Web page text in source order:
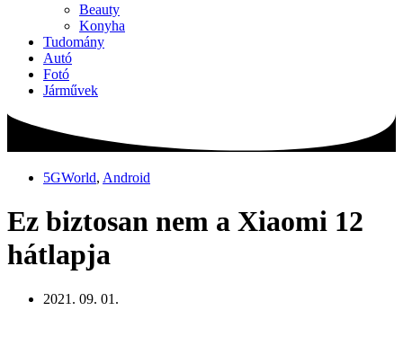
Beauty
Konyha
Tudomány
Autó
Fotó
Járművek
5GWorld, Android
Ez biztosan nem a Xiaomi 12
hátlapja
2021. 09. 01.